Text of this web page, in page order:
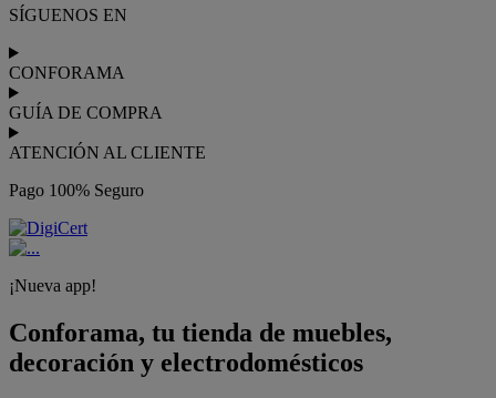
SÍGUENOS EN
CONFORAMA
GUÍA DE COMPRA
ATENCIÓN AL CLIENTE
Pago 100% Seguro
¡Nueva app!
Conforama, tu tienda de muebles,
decoración y electrodomésticos